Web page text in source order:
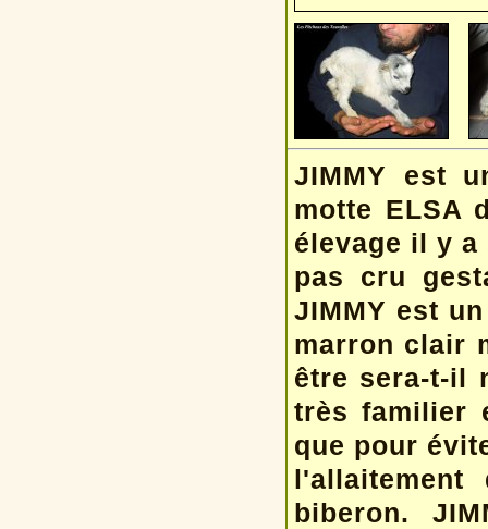
JIMMY est
motte ELSA
élevage il y
pas cru
JIMMY est
marron clair
être sera-t-il
très familier
que pour
biberon.